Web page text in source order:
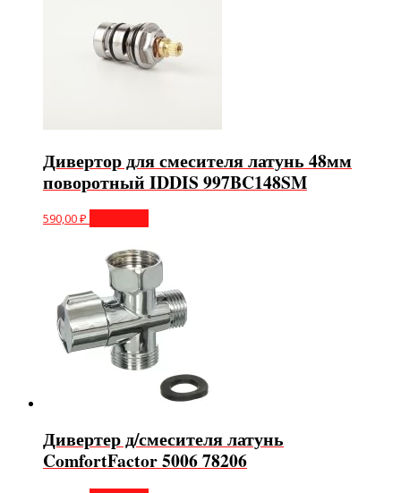
Дивертор для смесителя латунь 48мм
поворотный IDDIS 997BC148SM
590,00₽
Дивертер д/смесителя латунь
ComfortFactor 5006 78206